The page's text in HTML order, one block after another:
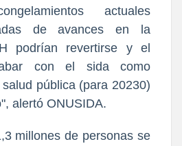
actuales
de avances en la
podrían revertirse y el
con el sida como
pública (para 20230)
alertó ONUSIDA.
millones de personas se